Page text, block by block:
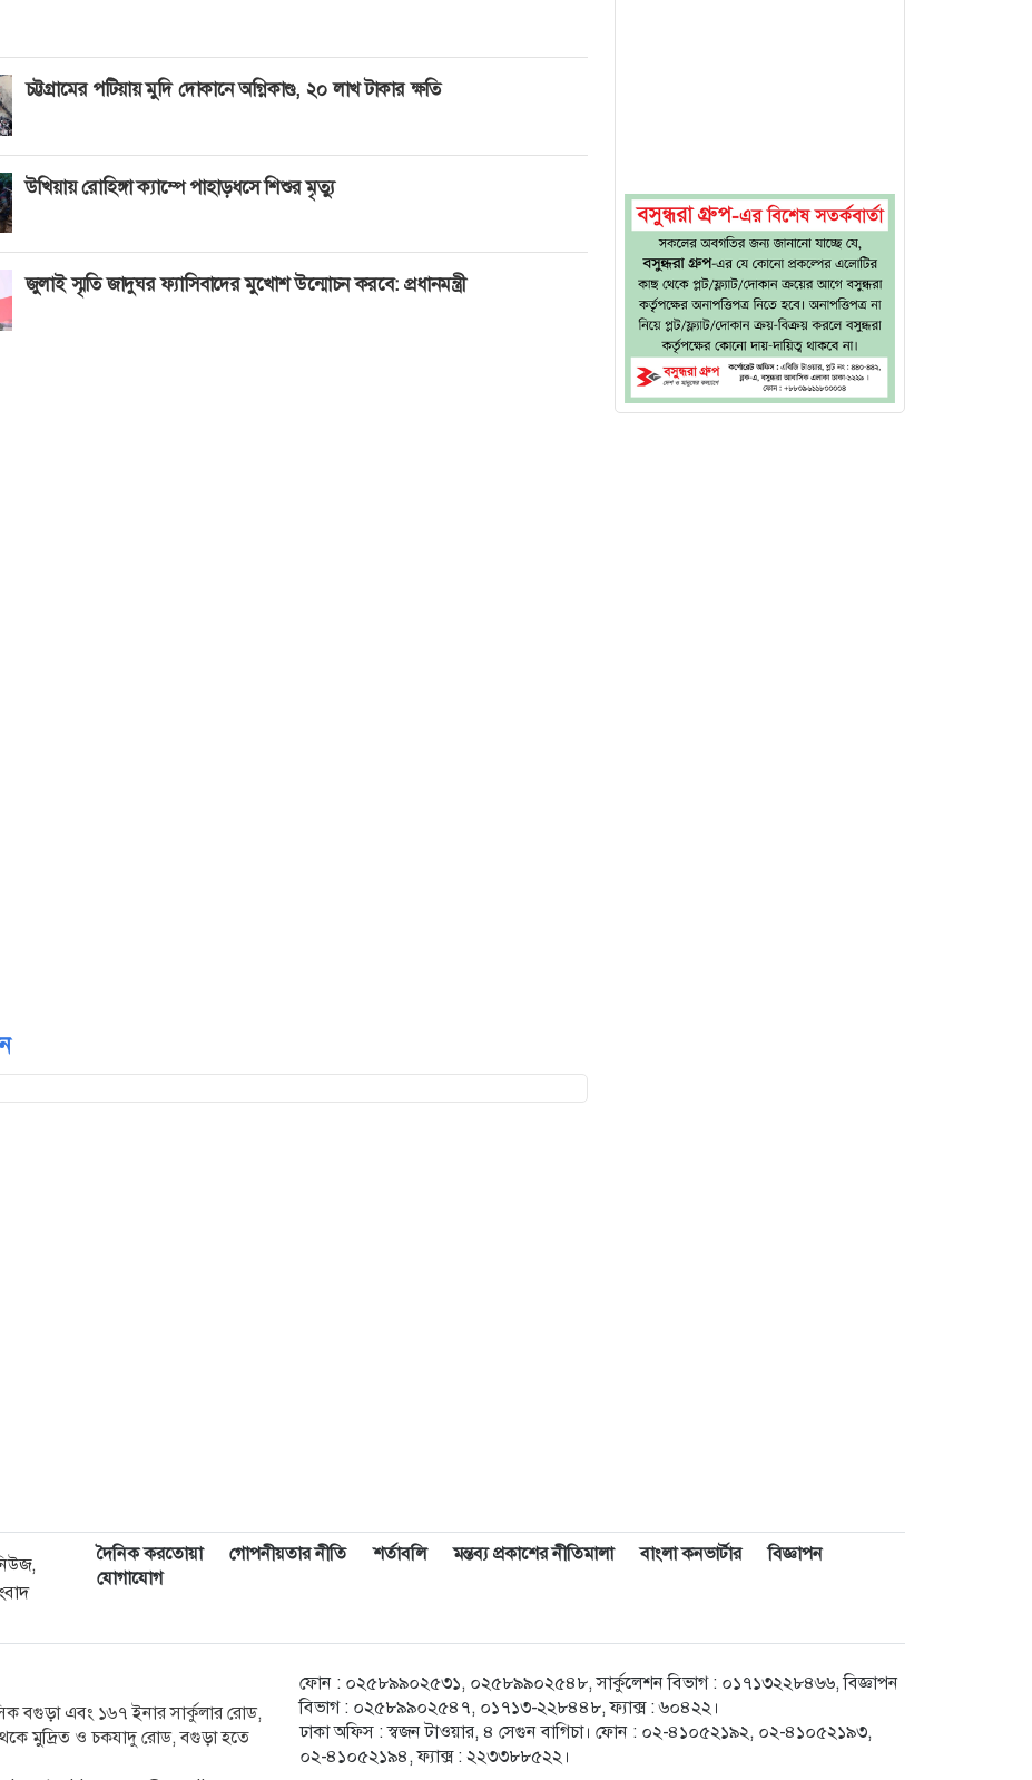
চট্টগ্রামের পটিয়ায় মুদি দোকানে অগ্নিকাণ্ড, ২০ লাখ টাকার ক্ষতি
উখিয়ায় রোহিঙ্গা ক্যাম্পে পাহাড়ধসে শিশুর মৃত্যু
জুলাই স্মৃতি জাদুঘর ফ্যাসিবাদের মুখোশ উন্মোচন করবে: প্রধানমন্ত্রী
দৈনিক করতোয়া গোপনীয়তার নীতি শর্তাবলি মন্তব্য প্রকাশের নীতিমালা বাংলা কনভার্টার
বিজ্ঞাপন
যোগাযোগ
বগুড়া এবং ১৬৭ ইনার সার্কুলার রোড,
মুদ্রিত ও চকযাদু রোড, বগুড়া হতে
ফোন : ০২৫৮৯৯০২৫৩১, ০২৫৮৯৯০২৫৪৮, সার্কুলেশন বিভাগ : ০১৭১৩২২৮৪৬৬, বিজ্ঞাপন
বিভাগ : ০২৫৮৯৯০২৫৪৭, ০১৭১৩-২২৮৪৪৮, ফ্যাক্স : ৬০৪২২।
ঢাকা অফিস : স্বজন টাওয়ার, ৪ সেগুন বাগিচা। ফোন : ০২-৪১০৫২১৯২, ০২-৪১০৫২১৯৩,
০২-৪১০৫২১৯৪, ফ্যাক্স : ২২৩৩৮৮৫২২।